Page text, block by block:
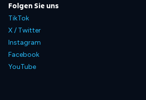
Folgen Sie uns
TikTok
X / Twitter
Instagram
Facebook
YouTube